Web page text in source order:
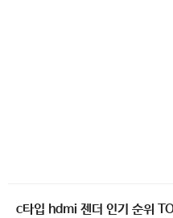
c타입 hdmi 젠더 인기 순위